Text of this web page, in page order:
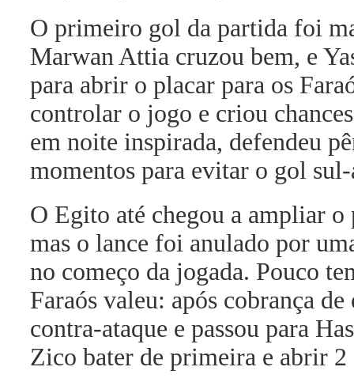
O primeiro gol da partida foi
Marwan Attia cruzou bem, e
para abrir o placar para os
controlar o jogo e criou
em noite inspirada, defendeu
momentos para evitar o gol
O Egito até chegou a ampliar o
mas o lance foi anulado por
no começo da jogada. Pouco
Faraós valeu: após cobrança
contra-ataque e passou para
Zico bater de primeira e abrir 2